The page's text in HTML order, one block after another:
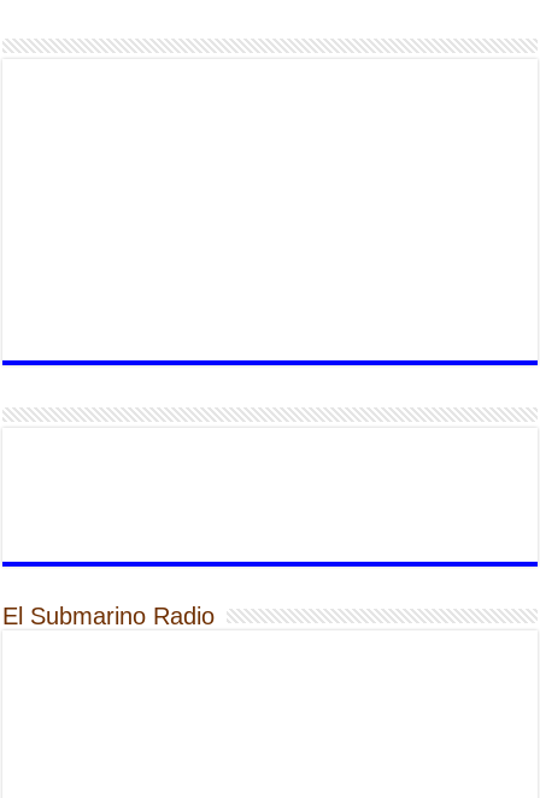
El Submarino Radio